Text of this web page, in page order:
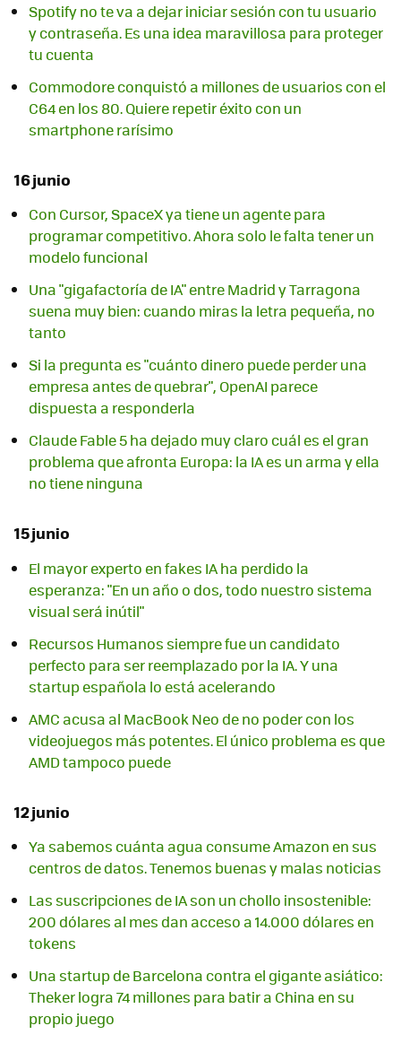
Spotify no te va a dejar iniciar sesión con tu usuario
y contraseña. Es una idea maravillosa para proteger
tu cuenta
Commodore conquistó a millones de usuarios con el
C64 en los 80. Quiere repetir éxito con un
smartphone rarísimo
16 junio
Con Cursor, SpaceX ya tiene un agente para
programar competitivo. Ahora solo le falta tener un
modelo funcional
Una "gigafactoría de IA" entre Madrid y Tarragona
suena muy bien: cuando miras la letra pequeña, no
tanto
Si la pregunta es "cuánto dinero puede perder una
empresa antes de quebrar", OpenAI parece
dispuesta a responderla
Claude Fable 5 ha dejado muy claro cuál es el gran
problema que afronta Europa: la IA es un arma y ella
no tiene ninguna
15 junio
El mayor experto en fakes IA ha perdido la
esperanza: "En un año o dos, todo nuestro sistema
visual será inútil"
Recursos Humanos siempre fue un candidato
perfecto para ser reemplazado por la IA. Y una
startup española lo está acelerando
AMC acusa al MacBook Neo de no poder con los
videojuegos más potentes. El único problema es que
AMD tampoco puede
12 junio
Ya sabemos cuánta agua consume Amazon en sus
centros de datos. Tenemos buenas y malas noticias
Las suscripciones de IA son un chollo insostenible:
200 dólares al mes dan acceso a 14.000 dólares en
tokens
Una startup de Barcelona contra el gigante asiático:
Theker logra 74 millones para batir a China en su
propio juego